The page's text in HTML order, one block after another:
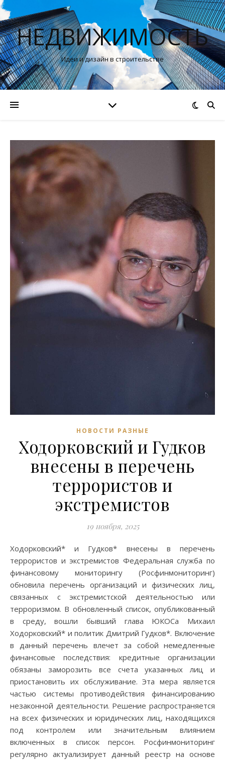
НЕДВИЖИМОСТЬ
Идеи и дизайн в строительстве
НОВОСТИ РАЗНЫЕ
Ходорковский и Гудков
внесены в перечень
террористов и
экстремистов
19 ноября, 2025
Ходорковский* и Гудков* внесены в перечень
террористов и экстремистов Федеральная служба по
финансовому мониторингу (Росфинмониторинг)
обновила перечень организаций и физических лиц,
связанных с экстремистской деятельностью или
терроризмом. В обновленный список, опубликованный
в среду, вошли бывший глава ЮКОСа Михаил
Ходорковский* и политик Дмитрий Гудков*. Включение
в данный перечень влечет за собой немедленные
финансовые последствия: кредитные организации
обязаны заморозить все счета указанных лиц и
приостановить их обслуживание. Эта мера является
частью системы противодействия финансированию
незаконной деятельности. Решение распространяется
на всех физических и юридических лиц, находящихся
под контролем или значительным влиянием
включенных в список персон. Росфинмониторинг
регулярно актуализирует данный реестр на основе